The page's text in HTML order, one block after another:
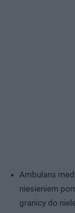
Ambulans
niesieniem
granicy do